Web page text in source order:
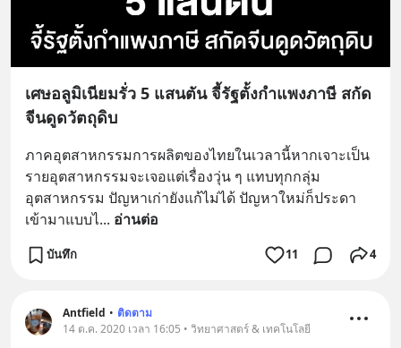
เศษอลูมิเนียมรั่ว 5 แสนตัน จี้รัฐตั้งกำแพงภาษี สกัด
จีนดูดวัตถุดิบ
ภาคอุตสาหกรรมการผลิตของไทยในเวลานี้หากเจาะเป็น
รายอุตสาหกรรมจะเจอแต่เรื่องวุ่น ๆ แทบทุกกลุ่ม
อุตสาหกรรม ปัญหาเก่ายังแก้ไม่ได้ ปัญหาใหม่ก็ประดา
เข้ามาแบบไ... อ่านต่อ
บันทึก 11 4
Antfield • ติดตาม
14 ต.ค. 2020 เวลา 16:05 • วิทยาศาสตร์ & เทคโนโลยี